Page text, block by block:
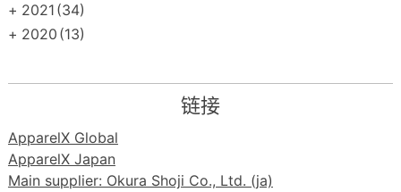
+ 2021 (34)
+ 2020 (13)
链接
ApparelX Global
ApparelX Japan
Main supplier: Okura Shoji Co., Ltd. (ja)